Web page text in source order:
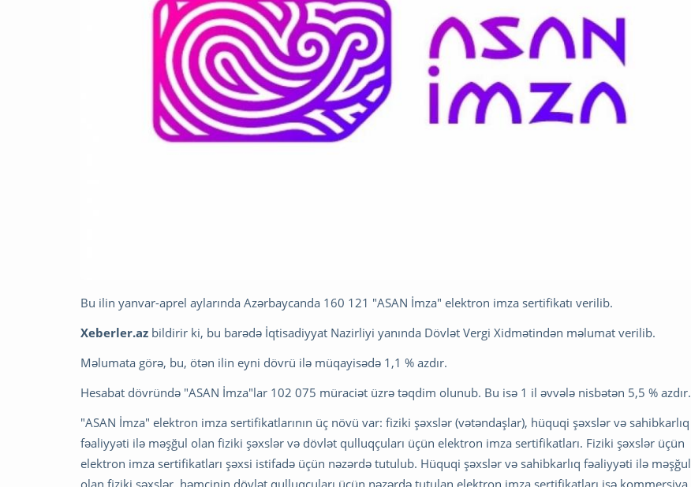
Bu ilin yanvar-aprel aylarında Azərbaycanda 160 121 "ASAN İmza" elektron imza sertifikatı verilib.
Xeberler.az bildirir ki, bu barədə İqtisadiyyat Nazirliyi yanında Dövlət Vergi Xidmətindən məlumat verilib.
Məlumata görə, bu, ötən ilin eyni dövrü ilə müqayisədə 1,1 % azdır.
Hesabat dövründə "ASAN İmza"lar 102 075 müraciət üzrə təqdim olunub. Bu isə 1 il əvvələ nisbətən 5,5 % azdır.
"ASAN İmza" elektron imza sertifikatlarının üç növü var: fiziki şəxslər (vətəndaşlar), hüquqi şəxslər və sahibkarlıq
fəaliyyəti ilə məşğul olan fiziki şəxslər və dövlət qulluqçuları üçün elektron imza sertifikatları. Fiziki şəxslər üçün
elektron imza sertifikatları şəxsi istifadə üçün nəzərdə tutulub. Hüquqi şəxslər və sahibkarlıq fəaliyyəti ilə məşğul
olan fiziki şəxslər, həmçinin dövlət qulluqçuları üçün nəzərdə tutulan elektron imza sertifikatları isə kommersiya